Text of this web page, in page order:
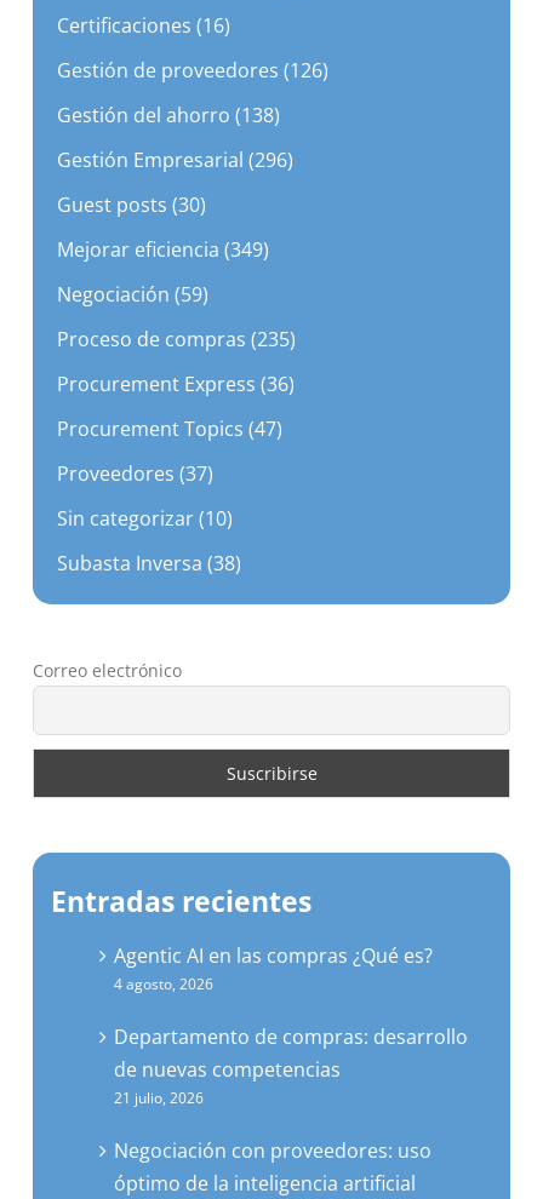
Certificaciones (16)
Gestión de proveedores (126)
Gestión del ahorro (138)
Gestión Empresarial (296)
Guest posts (30)
Mejorar eficiencia (349)
Negociación (59)
Proceso de compras (235)
Procurement Express (36)
Procurement Topics (47)
Proveedores (37)
Sin categorizar (10)
Subasta Inversa (38)
Correo electrónico
Entradas recientes
Agentic AI en las compras ¿Qué es?
4 agosto, 2026
Departamento de compras: desarrollo
de nuevas competencias
21 julio, 2026
Negociación con proveedores: uso
óptimo de la inteligencia artificial